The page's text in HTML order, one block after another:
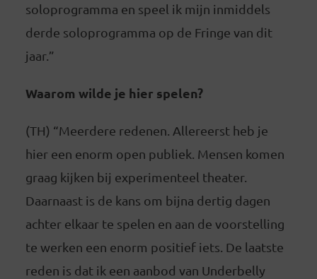
soloprogramma en speel ik mijn inmiddels
derde soloprogramma op de Fringe van dit
jaar.”
Waarom wilde je hier spelen?
(TH) “Meerdere redenen. Allereerst heb je
hier een enorm open publiek. Mensen komen
graag kijken bij experimenteel theater.
Daarnaast is de kans om bijna dertig dagen
achter elkaar te spelen en aan de voorstelling
te werken een enorm positief iets. De laatste
reden is dat ik een aanbod van Underbelly